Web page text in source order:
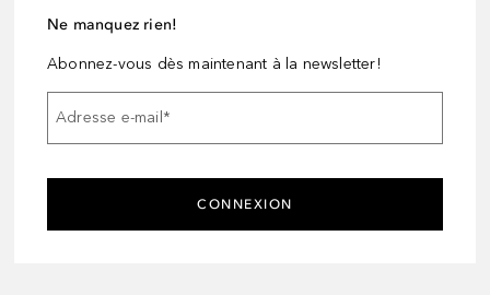
Ne manquez rien!
Abonnez-vous dès maintenant à la newsletter!
Adresse e-mail*
CONNEXION